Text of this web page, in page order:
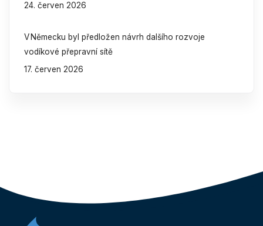
24. červen 2026
V Německu byl předložen návrh dalšího rozvoje
vodíkové přepravní sítě
17. červen 2026